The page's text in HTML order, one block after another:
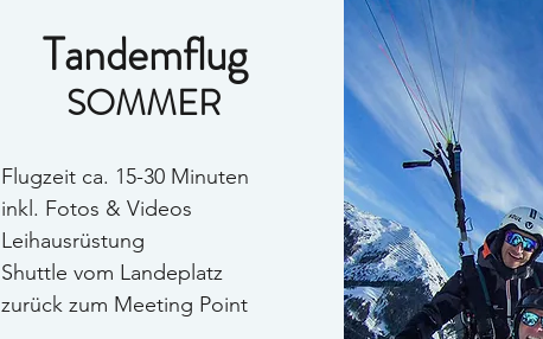
Tandemflug
SOMMER
Flugzeit ca. 15-30 Minuten
inkl. Fotos & Videos
Leihausrüstung
Shuttle vom Landeplatz
zurück zum Meeting Point